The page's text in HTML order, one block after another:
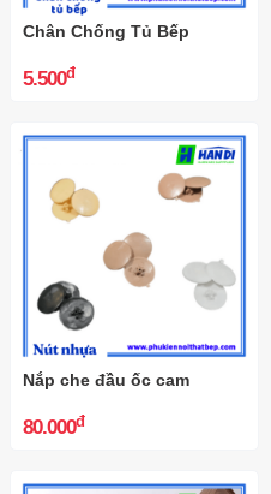
Chân Chống Tủ Bếp
5.500đ
Nắp che đầu ốc cam
80.000đ